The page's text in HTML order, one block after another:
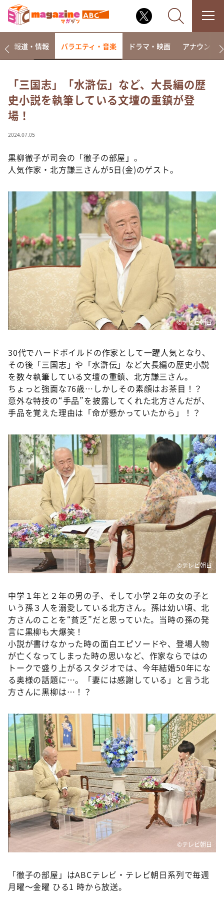
なるみ・岡村の過ぎるTV
これ余談なんですけど・・・
て真剣です
探偵！ナイトスクープ
news おかえり
河合＆A.B.C-Z塚田×福井アナ「なんでやねん！？」
（news おかえり）
DAIGOも台所 ～きょうの献立 何にする？～
本日はダイアンなり！シーズン２
朝だ！生です旅サラダ
教えて！ニュースライブ 正義のミカタ
ＬＩＦＥ～夢のカタチ～
新婚さんいらっしゃい！
ポツンと一軒家
ザキ山小屋本館
ぺこぱのまるスポ
アナ回覧板
報道・情報 バラエティ・音楽 ドラマ・映画 アナウンサー
「三国志」「水滸伝」など、大長編の歴
史小説を執筆している文壇の重鎮が登
場！
2024.07.05
黒柳徹子が司会の「徹子の部屋」。
人気作家・北方謙三さんが5日(金)のゲスト。
©テレビ朝日
30代でハードボイルドの作家として一躍人気となり、
その後「三国志」や「水滸伝」など大長編の歴史小説
を数々執筆している文壇の重鎮、北方謙三さん。
ちょっと強面な76歳…しかしその素顔はお茶目！？
意外な特技の“手品”を披露してくれた北方さんだが、
手品を覚えた理由は「命が懸かっていたから」！？
©テレビ朝日
中学１年と２年の男の子、そして小学２年の女の子と
いう孫３人を溺愛している北方さん。孫は幼い頃、北
方さんのことを“貧乏”だと思っていた。当時の孫の発
言に黒柳も大爆笑！
小説が書けなかった時の面白エピソードや、登場人物
が亡くなってしまった時の思いなど、作家ならではの
トークで盛り上がるスタジオでは、今年結婚50年にな
る奥様の話題に…。「妻には感謝している」と言う北
方さんに黒柳は…！？
©テレビ朝日
「徹子の部屋」はABCテレビ・テレビ朝日系列で毎週
月曜～金曜 ひる1 時から放送。